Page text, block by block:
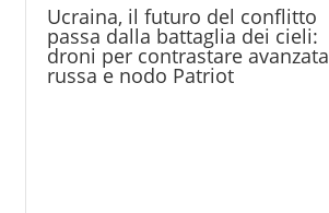
Ucraina, il futuro del conflitto
passa dalla battaglia dei cieli:
droni per contrastare avanzata
russa e nodo Patriot